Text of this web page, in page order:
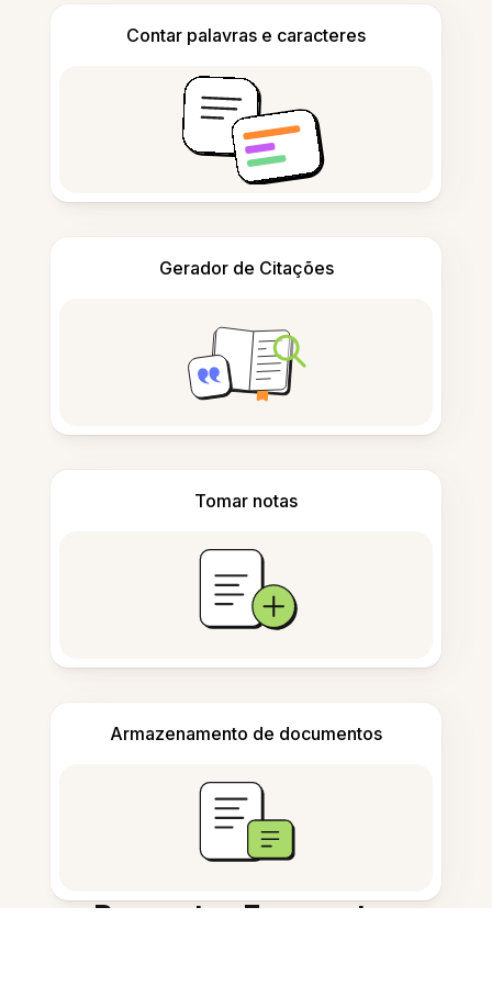
Contar palavras e caracteres
Gerador de Citações
Tomar notas
Armazenamento de documentos
Perguntas Frequentes